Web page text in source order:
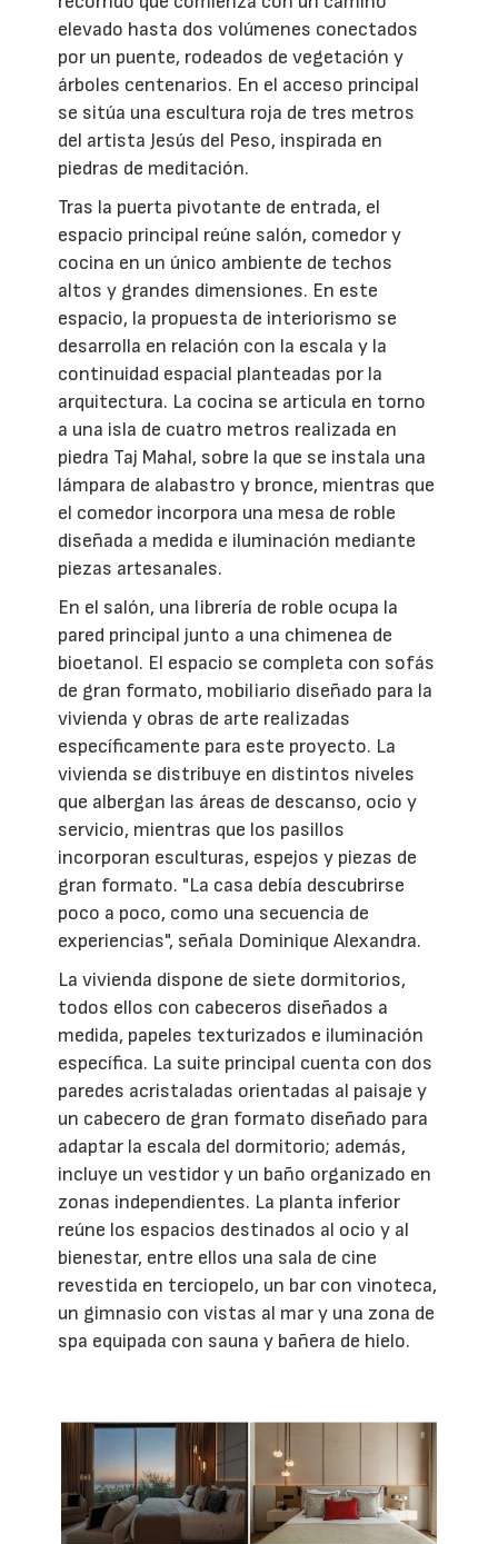
elevado hasta dos volúmenes conectados
por un puente, rodeados de vegetación y
árboles centenarios. En el acceso principal
se sitúa una escultura roja de tres metros
del artista Jesús del Peso, inspirada en
piedras de meditación.
Tras la puerta pivotante de entrada, el
espacio principal reúne salón, comedor y
cocina en un único ambiente de techos
altos y grandes dimensiones. En este
espacio, la propuesta de interiorismo se
desarrolla en relación con la escala y la
continuidad espacial planteadas por la
arquitectura. La cocina se articula en torno
a una isla de cuatro metros realizada en
piedra Taj Mahal, sobre la que se instala una
lámpara de alabastro y bronce, mientras que
el comedor incorpora una mesa de roble
diseñada a medida e iluminación mediante
piezas artesanales.
En el salón, una librería de roble ocupa la
pared principal junto a una chimenea de
bioetanol. El espacio se completa con sofás
de gran formato, mobiliario diseñado para la
vivienda y obras de arte realizadas
específicamente para este proyecto. La
vivienda se distribuye en distintos niveles
que albergan las áreas de descanso, ocio y
servicio, mientras que los pasillos
incorporan esculturas, espejos y piezas de
gran formato. "La casa debía descubrirse
poco a poco, como una secuencia de
experiencias", señala Dominique Alexandra.
La vivienda dispone de siete dormitorios,
todos ellos con cabeceros diseñados a
medida, papeles texturizados e iluminación
específica. La suite principal cuenta con dos
paredes acristaladas orientadas al paisaje y
un cabecero de gran formato diseñado para
adaptar la escala del dormitorio; además,
incluye un vestidor y un baño organizado en
zonas independientes. La planta inferior
reúne los espacios destinados al ocio y al
bienestar, entre ellos una sala de cine
revestida en terciopelo, un bar con vinoteca,
un gimnasio con vistas al mar y una zona de
spa equipada con sauna y bañera de hielo.